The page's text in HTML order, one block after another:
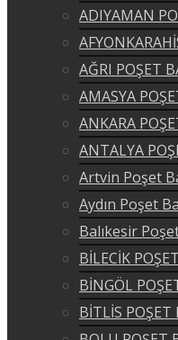
ADIYAMAN
AĞRI POŞET
AMASYA
ANKARA
ANTALYA
Artvin Poşet
Aydın Poşet
Balıkesir
BİLECİK
BİNGÖL
BİTLİS POŞET